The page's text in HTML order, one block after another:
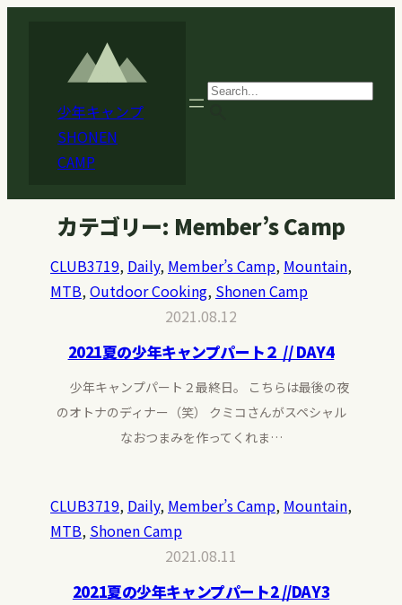
少年キャンプ
SHONEN
CAMP
カテゴリー: Member’s Camp
CLUB3719, Daily, Member’s Camp, Mountain
MTB, Outdoor Cooking, Shonen Camp
2021.08.12
2021夏の少年キャンプパート２ // DAY4
少年キャンプパート２最終日。 こちらは最後の夜
のオトナのディナー（笑） クミコさんがスペシャル
なおつまみを作ってくれま…
CLUB3719, Daily, Member’s Camp, Mountain
MTB, Shonen Camp
2021.08.11
2021夏の少年キャンプパート2 //DAY3